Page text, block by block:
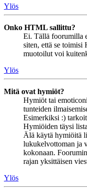
Ylös
Onko HTML sallittu?
Ei. Tällä foorumilla
siten, että se
muotoilut voi
Ylös
Mitä ovat hymiöt?
Hymiöt tai
tunteiden
Esimerkiksi :)
Hymiöiden täysi
Älä käytä hymiöitä
lukukelvottoman ja
kokonaan.
rajan yksittäisen
Ylös